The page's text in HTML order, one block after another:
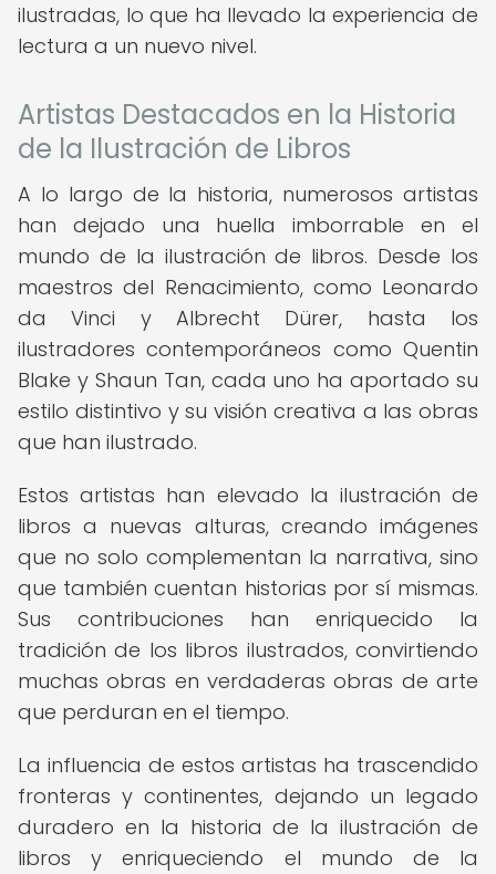
ilustradas, lo que ha llevado la experiencia de
lectura a un nuevo nivel.
Artistas Destacados en la Historia
de la Ilustración de Libros
A lo largo de la historia, numerosos artistas
han dejado una huella imborrable en el
mundo de la ilustración de libros. Desde los
maestros del Renacimiento, como Leonardo
da Vinci y Albrecht Dürer, hasta los
ilustradores contemporáneos como Quentin
Blake y Shaun Tan, cada uno ha aportado su
estilo distintivo y su visión creativa a las obras
que han ilustrado.
Estos artistas han elevado la ilustración de
libros a nuevas alturas, creando imágenes
que no solo complementan la narrativa, sino
que también cuentan historias por sí mismas.
Sus contribuciones han enriquecido la
tradición de los libros ilustrados, convirtiendo
muchas obras en verdaderas obras de arte
que perduran en el tiempo.
La influencia de estos artistas ha trascendido
fronteras y continentes, dejando un legado
duradero en la historia de la ilustración de
libros y enriqueciendo el mundo de la